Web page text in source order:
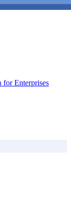
Enterprises